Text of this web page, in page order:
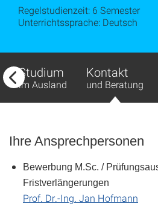
Regelstudienzeit: 6 Semester
Unterrichtssprache: Deutsch
Studium
im Ausland
Kontakt
und Beratung
Ihre Ansprechpersonen
Bewerbung M.Sc. /
Fristverlängerungen
Prof. Dr.-Ing. Jan Hofmann